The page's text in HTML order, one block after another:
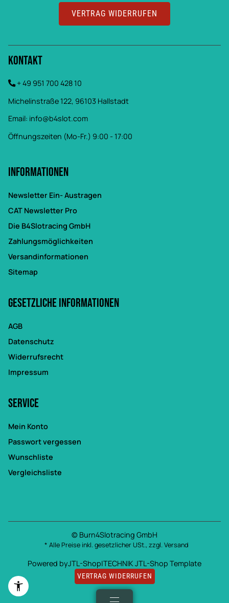
VERTRAG WIDERRUFEN
Kontakt
+ 49 951 700 428 10
Michelinstraße 122, 96103 Hallstadt
Email: info@b4slot.com
Öffnungszeiten (Mo-Fr.) 9:00 - 17:00
Informationen
Newsletter Ein- Austragen
CAT Newsletter Pro
Die B4Slotracing GmbH
Zahlungsmöglichkeiten
Versandinformationen
Sitemap
Gesetzliche Informationen
AGB
Datenschutz
Widerrufsrecht
Impressum
Service
Mein Konto
Passwort vergessen
Wunschliste
Vergleichsliste
© Burn4Slotracing GmbH
* Alle Preise inkl. gesetzlicher USt., zzgl.Versand
Powered byJTL-Shop|TECHNIK JTL-Shop Template
VERTRAG WIDERRUFEN